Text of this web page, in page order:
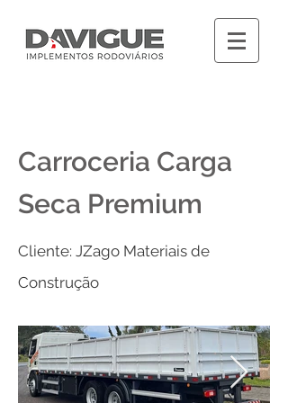
Carroceria Carga
Seca Premium
Cliente: JZago Materiais de
Construção